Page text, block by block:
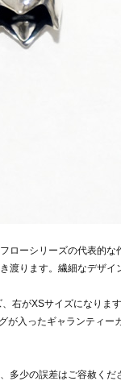
ローシリーズの代表的な
渡ります。繊細なデザイ
右がXSサイズになります
が入ったギャランティ
少の誤差はご容赦くだ